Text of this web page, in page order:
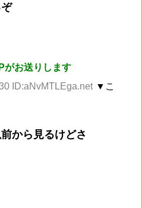
がお送りします
ID:aNvMTLEga.net ▼こ
から見るけどさ